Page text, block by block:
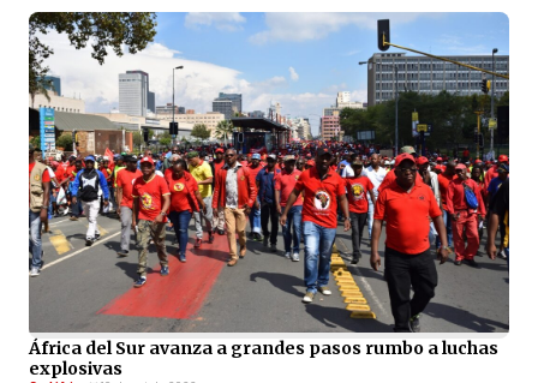
África del Sur avanza a grandes pasos rumbo a luchas
explosivas